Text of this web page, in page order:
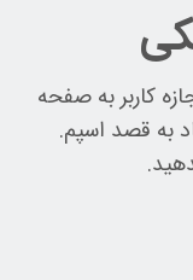
کاربر به صفحه
به قصد اسپم.